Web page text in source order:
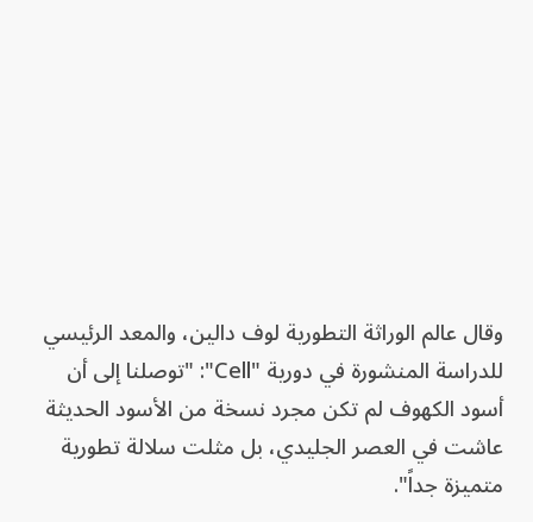
وقال عالم الوراثة التطورية لوف دالين، والمعد الرئيسي
للدراسة المنشورة في دورية "Cell": "توصلنا إلى أن
أسود الكهوف لم تكن مجرد نسخة من الأسود الحديثة
عاشت في العصر الجليدي، بل مثلت سلالة تطورية
متميزة جداً".